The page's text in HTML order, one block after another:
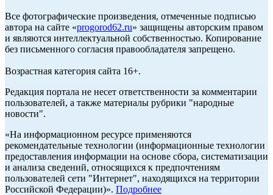
Все фотографические произведения, отмеченные подписью
автора на сайте «progorod62.ru» защищены авторским правом
и являются интеллектуальной собственностью. Копирование
без письменного согласия правообладателя запрещено.
Возрастная категория сайта 16+.
Редакция портала не несет ответственности за комментарии
пользователей, а также материалы рубрики "народные
новости".
«На информационном ресурсе применяются
рекомендательные технологии (информационные технологии
предоставления информации на основе сбора, систематизации
и анализа сведений, относящихся к предпочтениям
пользователей сети "Интернет", находящихся на территории
Российской Федерации)». Подробнее